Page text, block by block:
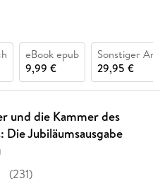
eBook epub
9,99 €
Sonstiger
29,95 €
und die Kammer des
Die Jubiläumsausgabe
(231)